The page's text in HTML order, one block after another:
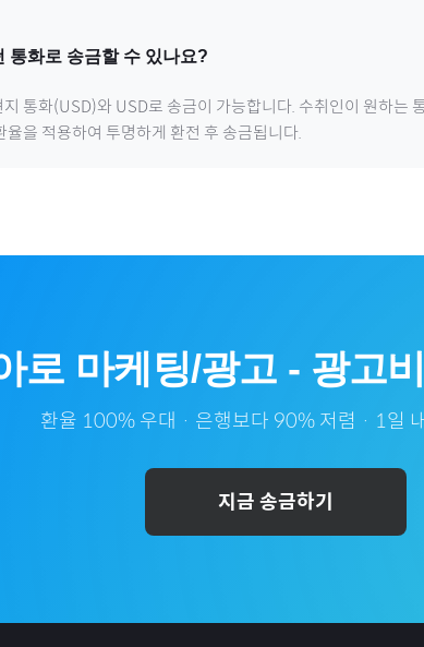
통화로 송금할 수 있나요?
지 통화(USD)와 USD로 송금이 가능합니다. 수취인이 원하는
율을 적용하여 투명하게 환전 후 송금됩니다.
로 마케팅/광고 - 광고비
환율 100% 우대 · 은행보다 90% 저렴 · 1일
지금 송금하기